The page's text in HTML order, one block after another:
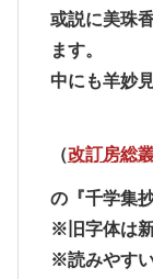
或説に美珠
ます。
中にも羊妙
（改訂房総
の『千学集
※旧字体は
※読みやす